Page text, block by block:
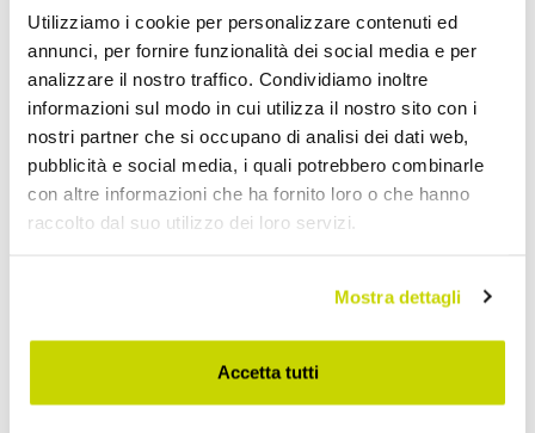
Utilizziamo i cookie per personalizzare contenuti ed
annunci, per fornire funzionalità dei social media e per
analizzare il nostro traffico. Condividiamo inoltre
informazioni sul modo in cui utilizza il nostro sito con i
nostri partner che si occupano di analisi dei dati web,
pubblicità e social media, i quali potrebbero combinarle
con altre informazioni che ha fornito loro o che hanno
raccolto dal suo utilizzo dei loro servizi.
Mostra dettagli
Accetta tutti
Approfittane subito!